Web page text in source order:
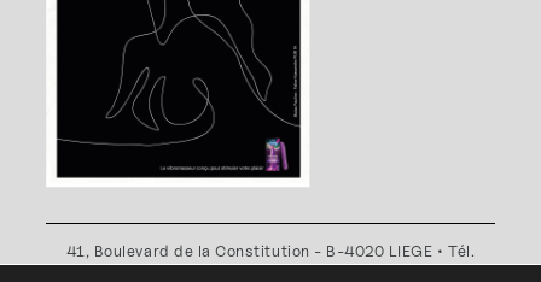
41, Boulevard de la Constitution - B-4020 LIEGE • Tél.